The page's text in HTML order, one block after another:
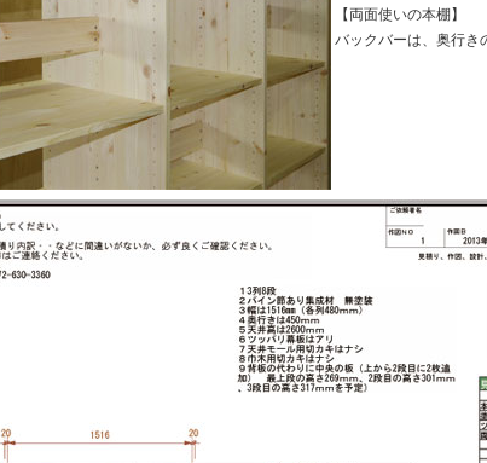
【両面使いの本棚】
バックバーは、奥行き